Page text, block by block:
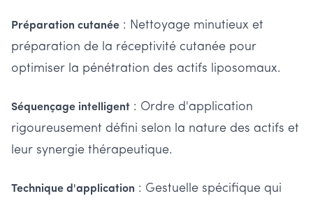
Préparation cutanée : Nettoyage minutieux et
préparation de la réceptivité cutanée pour
optimiser la pénétration des actifs liposomaux.
Séquençage intelligent : Ordre d'application
rigoureusement défini selon la nature des actifs et
leur synergie thérapeutique.
Technique d'application : Gestuelle spécifique qui